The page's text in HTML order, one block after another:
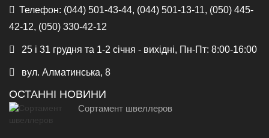
Телефон: (044) 501-43-44, (044) 501-13-11, (050) 445-
42-12, (050) 330-42-12
25 і 31 грудня та 1-2 січня - вихідні, Пн-Пт: 8:00-16:00
вул. Алматинська, 8
ОСТАННІ НОВИНИ
Сортамент швеллеров